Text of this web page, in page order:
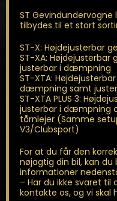
ST
tilbydes til et stort
ST-X: Højdejusterbar
ST-XA:
justerbar i dæmpning
ST-XTA:
dæmpning samt
ST-XTA PLUS 3:
justerbar i dæmpning
tårnlejer (Samme
V3/Clubsport)
For at du får den
nøjagtig din bil, kan
informationer
– Har du ikke svaret til
kontakte os, og vi skal